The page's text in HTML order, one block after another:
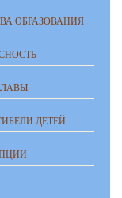
ОБРАЗОВАНИЯ
ДЕТЕЙ